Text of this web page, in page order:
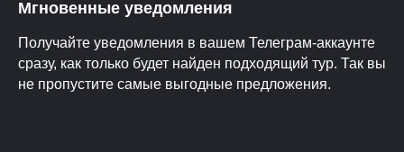
Мгновенные уведомления
Получайте уведомления в вашем Телеграм-аккаунте
сразу, как только будет найден подходящий тур. Так вы
не пропустите самые выгодные предложения.